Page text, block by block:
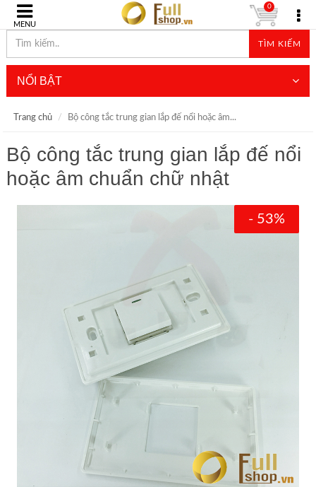
MENU
TÌM KIẾM
0
NỔI BẬT
Trang chủ Bộ công tắc trung gian lắp đế nổi hoặc âm...
Bộ công tắc trung gian lắp đế nổi
hoặc âm chuẩn chữ nhật
- 53%